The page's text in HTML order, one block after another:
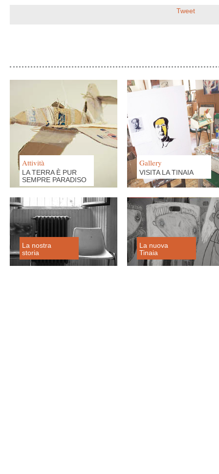
Tweet
Attività
LA TERRA È PUR
SEMPRE PARADISO
Gallery
VISITA LA TINAIA
La nostra
storia
La nuova
Tinaia